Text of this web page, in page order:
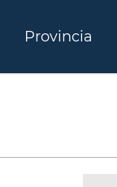
Provincia